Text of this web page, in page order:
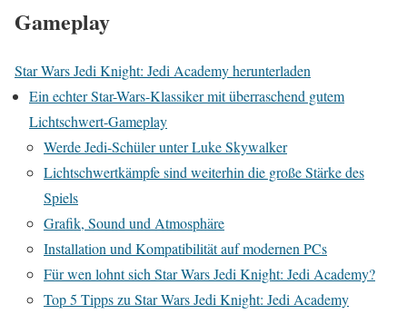
Gameplay
Star Wars Jedi Knight: Jedi Academy herunterladen
Ein echter Star-Wars-Klassiker mit überraschend gutem
Lichtschwert-Gameplay
Werde Jedi-Schüler unter Luke Skywalker
Lichtschwertkämpfe sind weiterhin die große Stärke des
Spiels
Grafik, Sound und Atmosphäre
Installation und Kompatibilität auf modernen PCs
Für wen lohnt sich Star Wars Jedi Knight: Jedi Academy?
Top 5 Tipps zu Star Wars Jedi Knight: Jedi Academy